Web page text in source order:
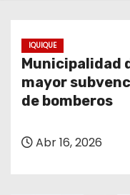
IQUIQUE
Municipalidad
mayor
de bomberos
Abr 16, 2026